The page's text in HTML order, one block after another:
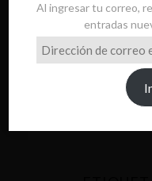
Al ingresar tu correo,
entradas
Dirección
de